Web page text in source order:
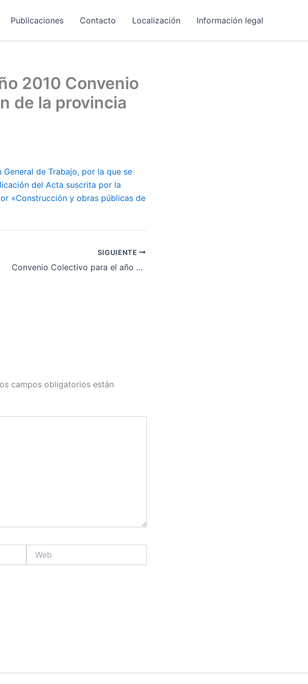
Publicaciones Contacto Localización Información legal
2010 Convenio
de la provincia
de Trabajo, por la que se
del Acta suscrita por la
«Construcción y obras públicas de
SIGUIENTE
Convenio Colectivo para el año 2010 del «Comercio de alimentación (mayor o menor) de la provincia de Badajoz
campos obligatorios están